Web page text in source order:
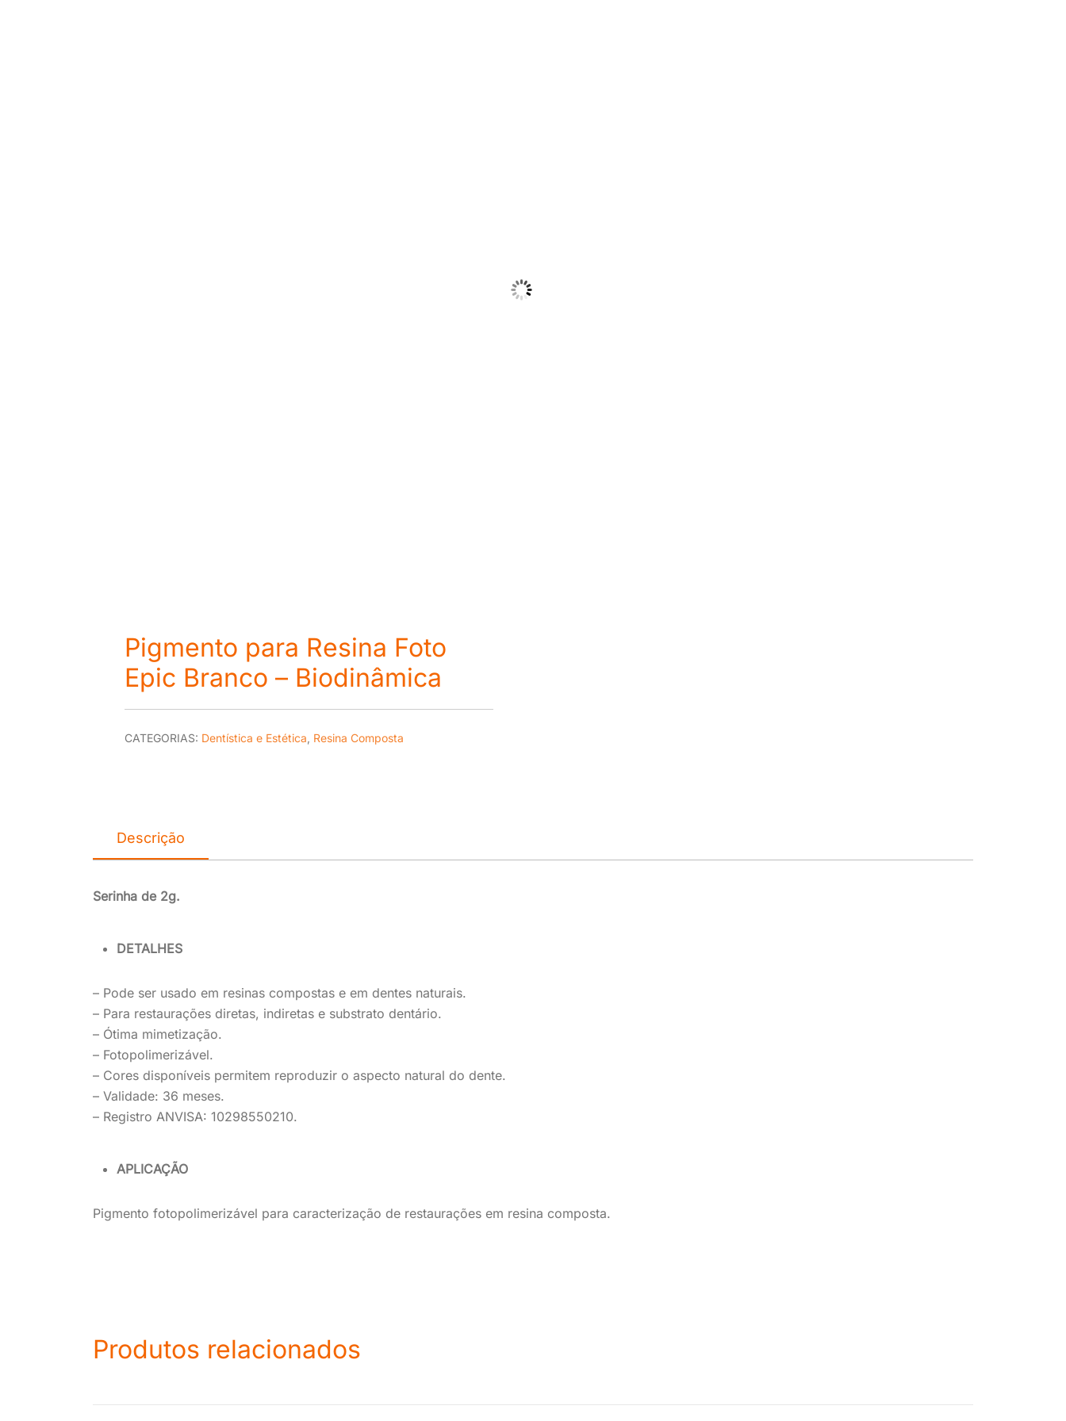
Pigmento para Resina Foto
Epic Branco – Biodinâmica
CATEGORIAS: Dentística e Estética Resina Composta
Descrição
Serinha de 2g.
DETALHES
– Pode ser usado em resinas compostas e em dentes naturais.
– Para restaurações diretas, indiretas e substrato dentário.
– Ótima mimetização.
– Fotopolimerizável.
– Cores disponíveis permitem reproduzir o aspecto natural do dente.
– Validade: 36 meses.
– Registro ANVISA: 10298550210.
APLICAÇÃO
Pigmento fotopolimerizável para caracterização de restaurações em resina composta.
Produtos relacionados